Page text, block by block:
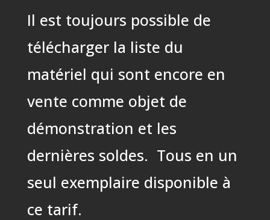
Il est toujours possible de
télécharger la liste du
matériel qui sont encore en
vente comme objet de
démonstration et les
dernières soldes. Tous en un
seul exemplaire disponible à
ce tarif.